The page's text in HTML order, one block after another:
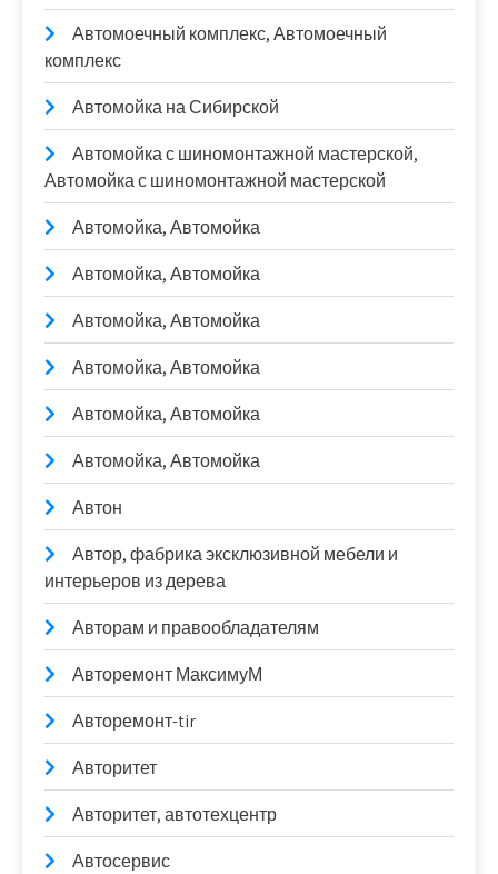
Автомоечный комплекс, Автомоечный
комплекс
Автомойка на Сибирской
Автомойка с шиномонтажной мастерской,
Автомойка с шиномонтажной мастерской
Автомойка, Автомойка
Автомойка, Автомойка
Автомойка, Автомойка
Автомойка, Автомойка
Автомойка, Автомойка
Автомойка, Автомойка
Автон
Автор, фабрика эксклюзивной мебели и
интерьеров из дерева
Авторам и правообладателям
Авторемонт МаксимуМ
Авторемонт-tir
Авторитет
Авторитет, автотехцентр
Автосервис